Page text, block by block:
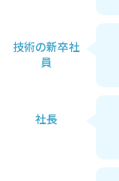
技術の新卒社
員
社長